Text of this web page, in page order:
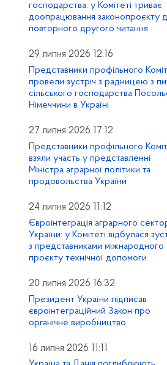
господарства: у Комітеті триває
доопрацювання законопроєкту
повторного другого читання
29 липня 2026 12:16
Представники профільного
провели зустріч з радницею з
сільського господарства
Німеччини в Україні
27 липня 2026 17:12
Представники профільного
взяли участь у представленні
Міністра аграрної політики та
продовольства України
24 липня 2026 11:12
Євроінтеграція аграрного
України: у Комітеті відбулася
з представниками міжнародного
проєкту технічної допомоги
20 липня 2026 16:32
Президент України підписав
євроінтеграційний Закон про
органічне виробництво
16 липня 2026 11:11